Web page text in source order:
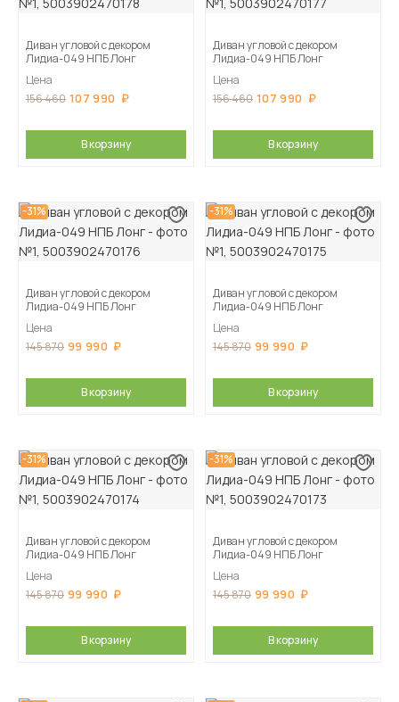
Диван угловой с декором
Лидиа-049 НПБ Лонг
Цена
156 460 107 990
В корзину
Диван угловой с декором
Лидиа-049 НПБ Лонг
Цена
156 460 107 990
В корзину
-31%
Диван угловой с декором
Лидиа-049 НПБ Лонг
Цена
145 870 99 990
В корзину
-31%
Диван угловой с декором
Лидиа-049 НПБ Лонг
Цена
145 870 99 990
В корзину
-31%
Диван угловой с декором
Лидиа-049 НПБ Лонг
Цена
145 870 99 990
В корзину
-31%
Диван угловой с декором
Лидиа-049 НПБ Лонг
Цена
145 870 99 990
В корзину